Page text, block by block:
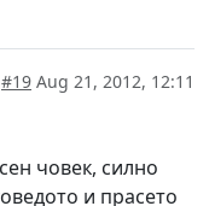
#19 Aug 21, 2012, 12:11
човек, силно
и прасето